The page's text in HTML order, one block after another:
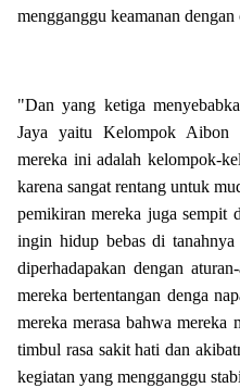
mengganggu keamanan
"Dan yang ketiga
Jaya yaitu Kelompok Aibon
mereka ini adalah kelompok-
karena sangat rentang untuk
pemikiran mereka juga sempit
ingin hidup bebas di
diperhadapakan dengan
mereka bertentangan denga
mereka merasa bahwa mereka
timbul rasa sakit hati dan
kegiatan yang mengganggu